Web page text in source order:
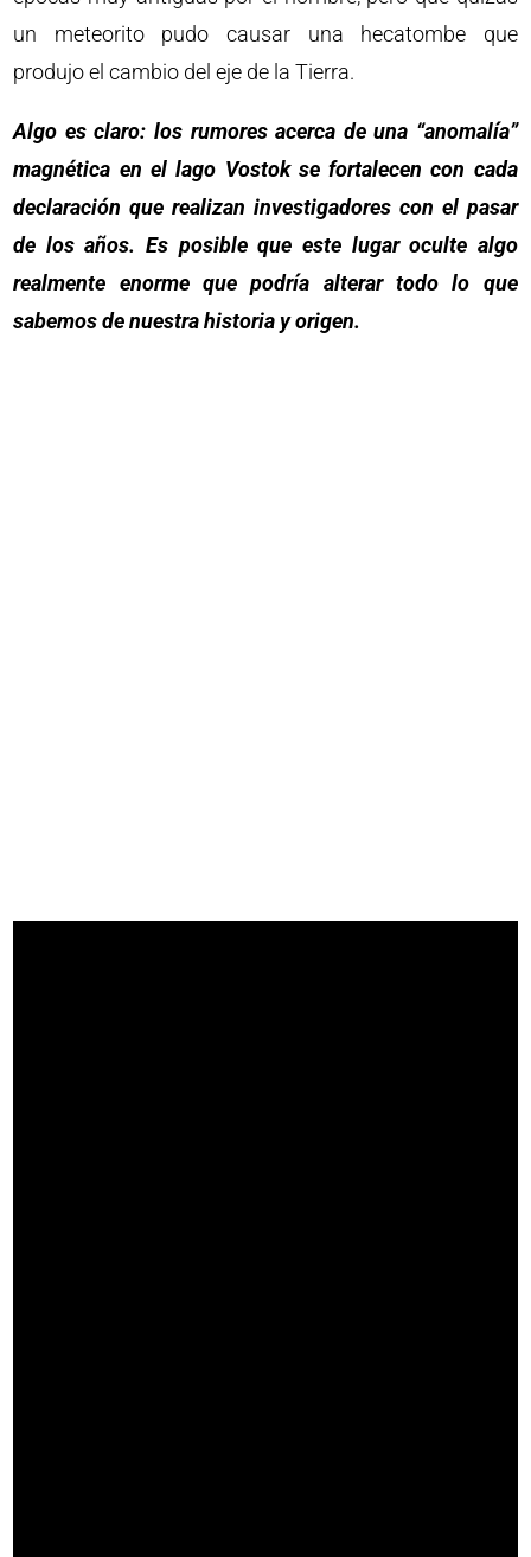
un meteorito pudo causar una hecatombe que
produjo el cambio del eje de la Tierra.
Algo es claro: los rumores acerca de una “anomalía”
magnética en el lago Vostok se fortalecen con cada
declaración que realizan investigadores con el pasar
de los años. Es posible que este lugar oculte algo
realmente enorme que podría alterar todo lo que
sabemos de nuestra historia y origen.